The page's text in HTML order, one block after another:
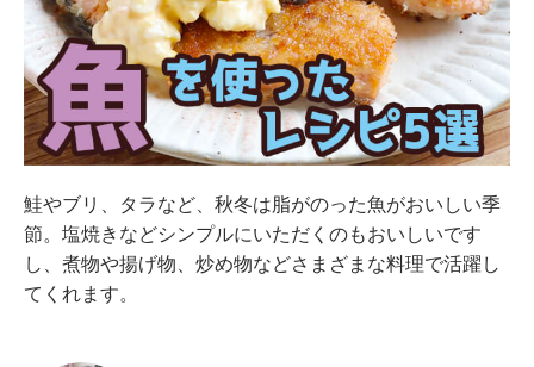
鮭やブリ、タラなど、秋冬は脂がのった魚がおいしい季
節。塩焼きなどシンプルにいただくのもおいしいです
し、煮物や揚げ物、炒め物などさまざまな料理で活躍し
てくれます。